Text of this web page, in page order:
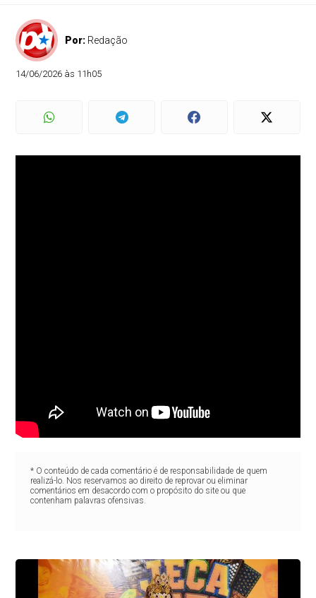
Por: Redação
14/06/2026 às 11h05
* O conteúdo de cada comentário é de responsabilidade de quem
realizá-lo. Nos reservamos ao direito de reprovar ou eliminar
comentários em desacordo com o propósito do site ou que
contenham palavras ofensivas.